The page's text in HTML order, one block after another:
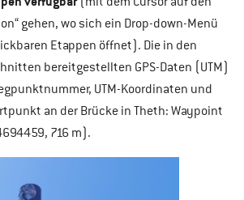
gehen, wo sich ein Drop-down-Menü
Etappen öffnet). Die in den
bereitgestellten GPS-Daten (UTM)
UTM-Koordinaten und
an der Brücke in Theth: Waypoint
716 m).